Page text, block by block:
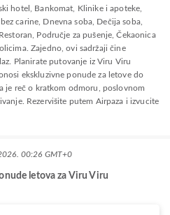
hotel, Bankomat, Klinike i apoteke,
carine, Dnevna soba, Dečija soba,
Područje za pušenje, Čekaonica
Zajedno, ovi sadržaji čine
Planirate putovanje iz Viru Viru
ekskluzivne ponude za letove do
reč o kratkom odmoru, poslovnom
Rezervišite putem Airpaza i izvucite
00:26 GMT+0
letova za Viru Viru